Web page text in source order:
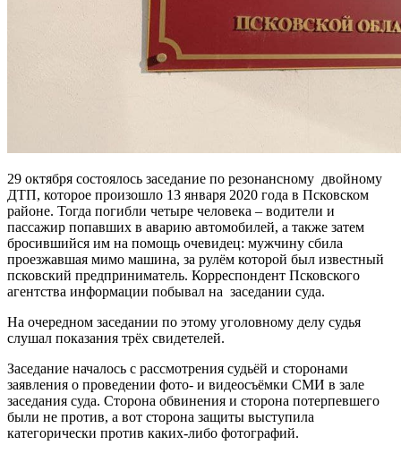
29 октября состоялось заседание по резонансному двойному
ДТП, которое произошло 13 января 2020 года в Псковском
районе. Тогда погибли четыре человека – водители и
пассажир попавших в аварию автомобилей, а также затем
бросившийся им на помощь очевидец: мужчину сбила
проезжавшая мимо машина, за рулём которой был известный
псковский предприниматель. Корреспондент Псковского
агентства информации побывал на заседании суда.
На очередном заседании по этому уголовному делу судья
слушал показания трёх свидетелей.
Заседание началось с рассмотрения судьёй и сторонами
заявления о проведении фото- и видеосъёмки СМИ в зале
заседания суда. Сторона обвинения и сторона потерпевшего
были не против, а вот сторона защиты выступила
категорически против каких-либо фотографий.